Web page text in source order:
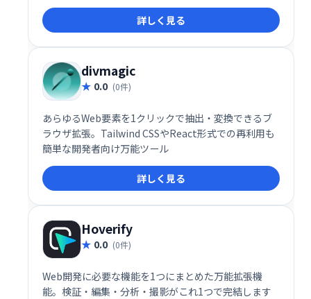
詳しく見る
divmagic
0.0 (0件)
あらゆるWeb要素を1クリックで抽出・変換できるブ
ラウザ拡張。Tailwind CSSやReact形式での再利用も
簡単な開発者向け万能ツール
詳しく見る
Hoverify
0.0 (0件)
Web開発に必要な機能を1つにまとめた万能拡張機
能。検証・編集・分析・撮影がこれ1つで完結します